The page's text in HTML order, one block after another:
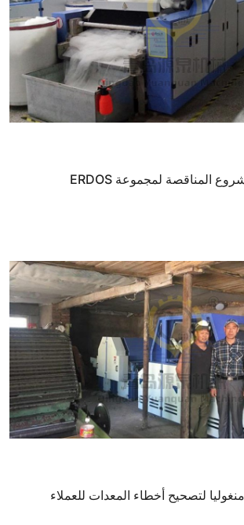
مبروك! لقد فزنا بمشروع المناقصة لمجموعة ERDOS
لتصحيح أخطاء المعدات للعملاء